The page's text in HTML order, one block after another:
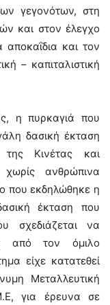
γεγονότων, στη
και στον έλεγχο
και τον
– καπιταλιστική
η πυρκαγιά που
δασική έκταση
Κινέτας και
ανθρώπινα
που εκδηλώθηκε η
έκταση που
σχεδιάζεται να
από τον όμιλο
είχε κατατεθεί
Μεταλλευτική
για έρευνα σε